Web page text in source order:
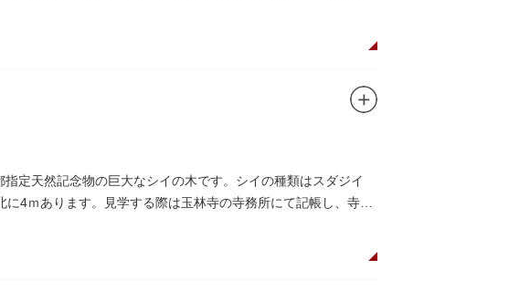
定天然記念物の巨大なシイの木です。シイの種類はスダジイ
4ｍあります。見学する際は玉林寺の寺務所にて記帳し、寺の